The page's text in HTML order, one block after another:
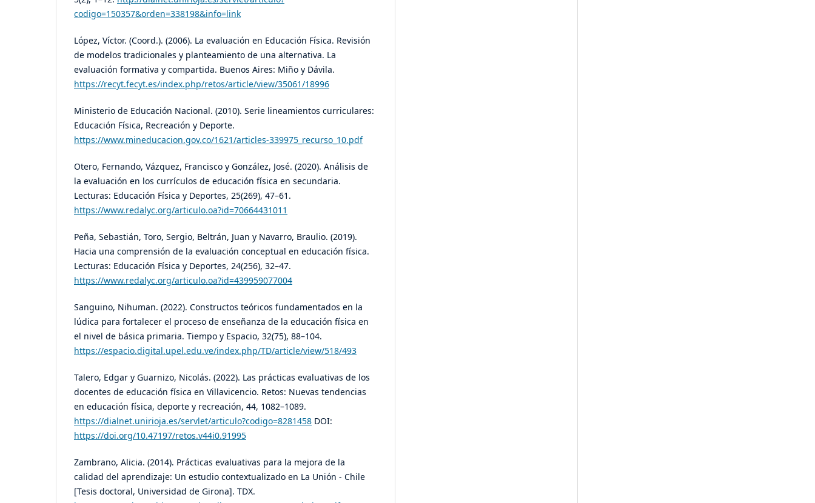
codigo=150357&orden=338198&info=link
López, Víctor. (Coord.). (2006). La evaluación en Educación Física. Revisión
de modelos tradicionales y planteamiento de una alternativa. La
evaluación formativa y compartida. Buenos Aires: Miño y Dávila.
https://recyt.fecyt.es/index.php/retos/article/view/35061/18996
Ministerio de Educación Nacional. (2010). Serie lineamientos curriculares:
Educación Física, Recreación y Deporte.
https://www.mineducacion.gov.co/1621/articles-339975_recurso_10.pdf
Otero, Fernando, Vázquez, Francisco y González, José. (2020). Análisis de
la evaluación en los currículos de educación física en secundaria.
Lecturas: Educación Física y Deportes, 25(269), 47–61.
https://www.redalyc.org/articulo.oa?id=70664431011
Peña, Sebastián, Toro, Sergio, Beltrán, Juan y Navarro, Braulio. (2019).
Hacia una comprensión de la evaluación conceptual en educación física.
Lecturas: Educación Física y Deportes, 24(256), 32–47.
https://www.redalyc.org/articulo.oa?id=439959077004
Sanguino, Nihuman. (2022). Constructos teóricos fundamentados en la
lúdica para fortalecer el proceso de enseñanza de la educación física en
el nivel de básica primaria. Tiempo y Espacio, 32(75), 88–104.
https://espacio.digital.upel.edu.ve/index.php/TD/article/view/518/493
Talero, Edgar y Guarnizo, Nicolás. (2022). Las prácticas evaluativas de los
docentes de educación física en Villavicencio. Retos: Nuevas tendencias
en educación física, deporte y recreación, 44, 1082–1089.
https://dialnet.unirioja.es/servlet/articulo?codigo=8281458 DOI:
https://doi.org/10.47197/retos.v44i0.91995
Zambrano, Alicia. (2014). Prácticas evaluativas para la mejora de la
calidad del aprendizaje: Un estudio contextualizado en La Unión - Chile
[Tesis doctoral, Universidad de Girona]. TDX.